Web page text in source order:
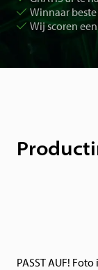
Winnaar
Wij scoren
PASST AUF!